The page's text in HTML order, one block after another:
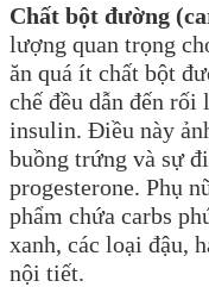
Chất bột đường
lượng quan trọng
ăn quá ít chất bột
chế đều dẫn đến rối
insulin. Điều này
buồng trứng và sự
progesterone. Phụ
phẩm chứa carbs
xanh, các loại đậu,
nội tiết.